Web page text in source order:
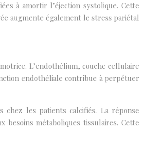
à amortir l’éjection systolique. Cette
augmente également le stress pariétal
L’endothélium, couche cellulaire
endothéliale contribue à perpétuer
chez les patients calcifiés. La réponse
besoins métaboliques tissulaires. Cette